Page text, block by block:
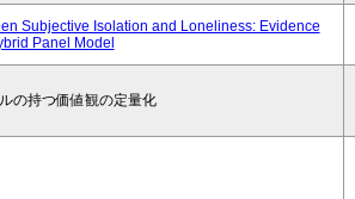
Subjective Isolation and Loneliness: Evidence
Panel Model
の持つ価値観の定量化